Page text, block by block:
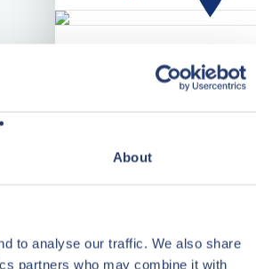
About
to analyse our traffic. We also share
partners who may combine it with
Specificaties
Woonopp.
Energielabel
C